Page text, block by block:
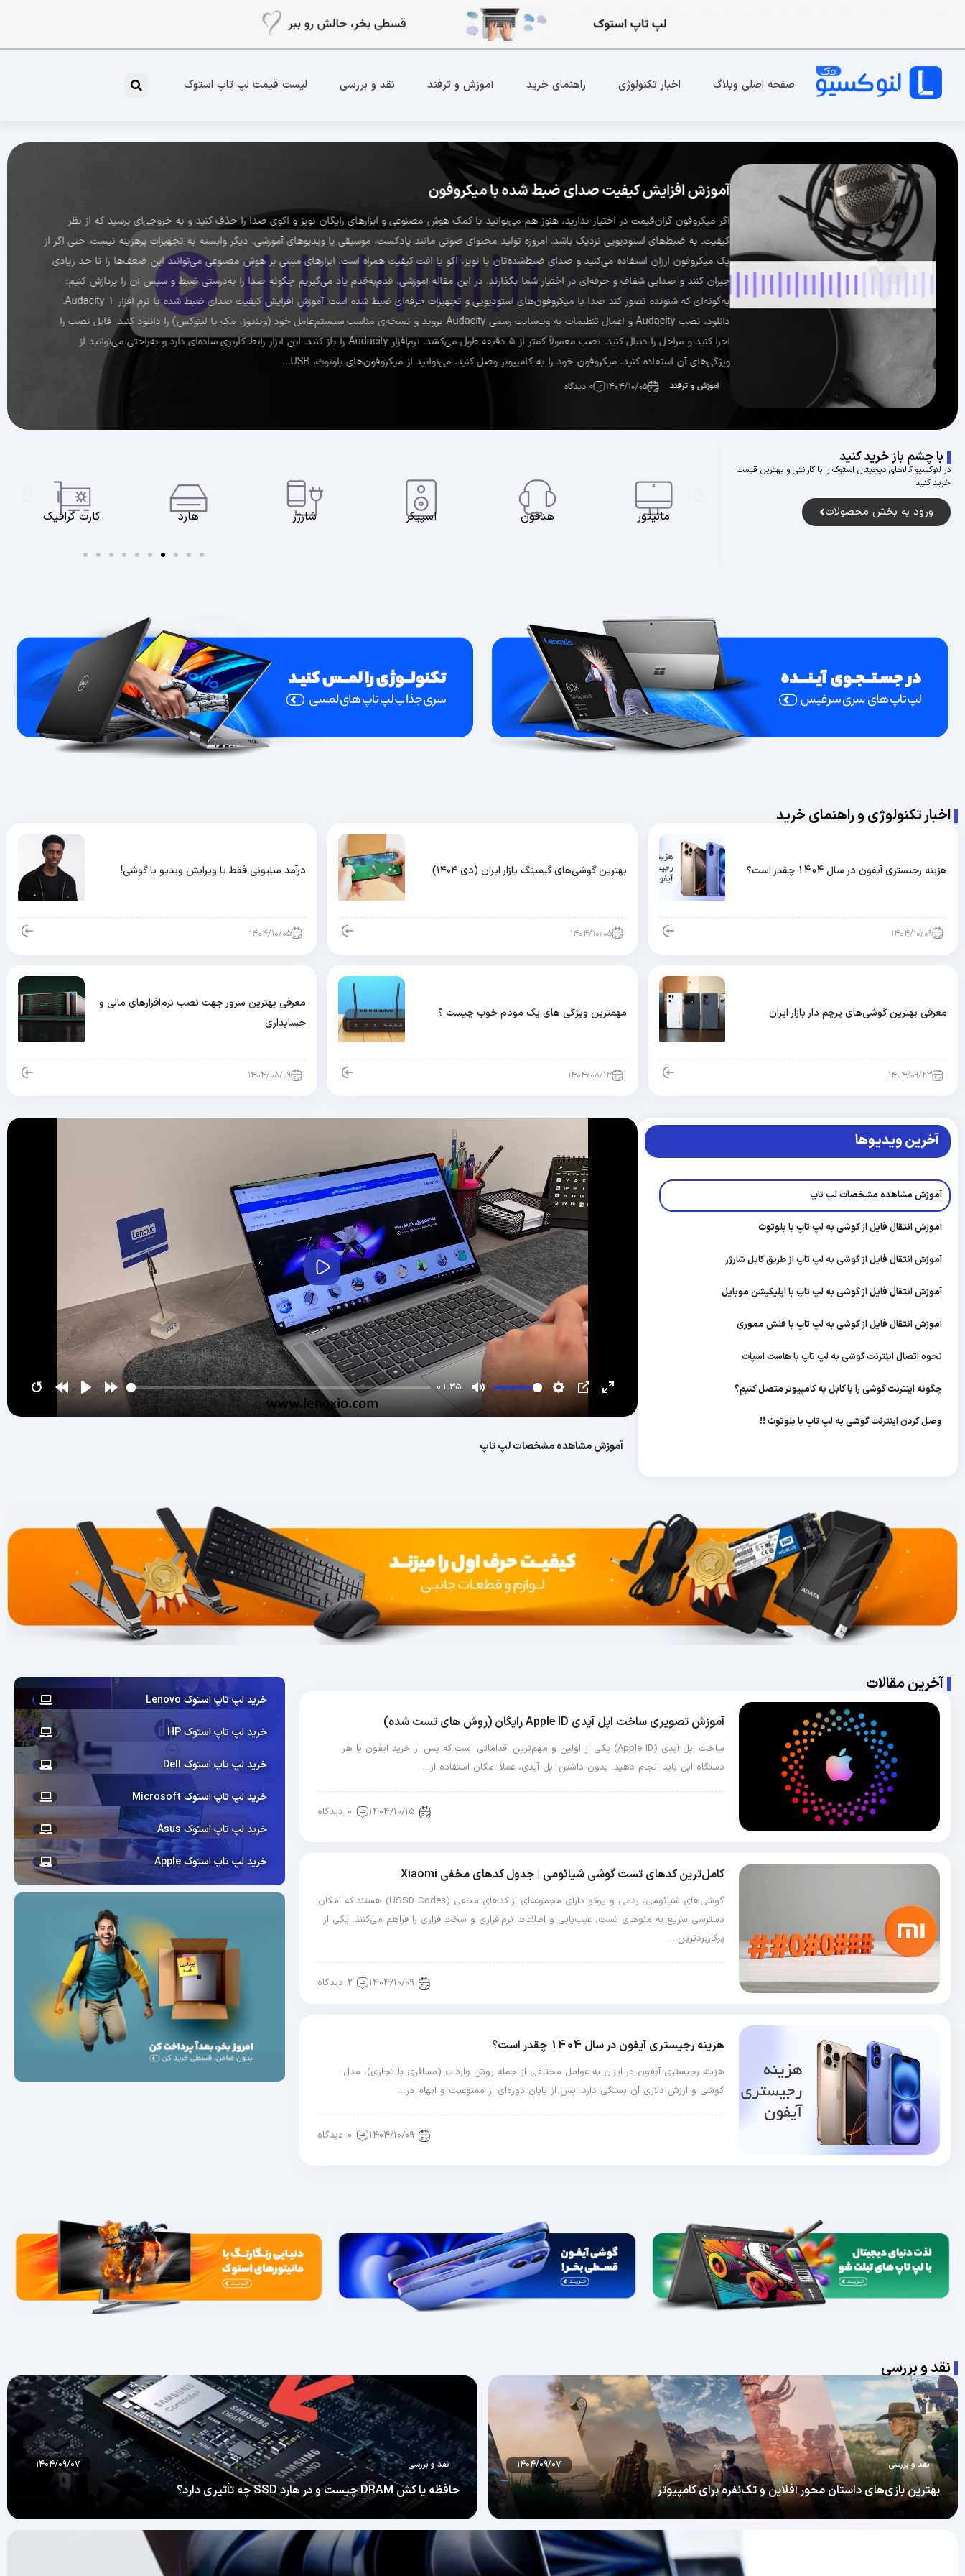
صفحه اصلی وبلاگ اخبار تکنولوژی راهنمای خرید آموزش و ترفند نقد و بررسی لیست قیمت لپ تاپ استوک
آموزش افزایش کیفیت صدای ضبط شده با میکروفون
اگر میکروفون گران‌قیمت در اختیار ندارید، هنوز هم می‌توانید با کمک هوش مصنوعی و ابزارهای رایگان نویز و اکوی صدا را حذف کنید و به خروجی‌ای برسید که از نظر
کیفیت، به ضبط‌های استودیویی نزدیک باشد. امروزه تولید محتوای صوتی مانند پادکست، موسیقی یا ویدیوهای آموزشی، دیگر وابسته به تجهیزات پرهزینه نیست. حتی اگر از
یک میکروفون ارزان استفاده می‌کنید و صدای ضبط‌شده‌تان با نویز، اکو یا افت کیفیت همراه است، ابزارهای مبتنی بر هوش مصنوعی می‌توانند این ضعف‌ها را تا حد زیادی
جبران کنند و صدایی شفاف و حرفه‌ای در اختیار شما بگذارند. در این مقاله آموزشی، قدم‌به‌قدم یاد می‌گیریم چگونه صدا را به‌درستی ضبط و سپس آن را پردازش کنیم؛
به‌گونه‌ای که شنونده تصور کند صدا با میکروفون‌های استودیویی و تجهیزات حرفه‌ای ضبط شده است. آموزش افزایش کیفیت صدای ضبط شده با نرم افزار Audacity 1.
دانلود، نصب Audacity و اعمال تنظیمات به وب‌سایت رسمی Audacity بروید و نسخه‌ی مناسب سیستم‌عامل خود (ویندوز، مک یا لینوکس) را دانلود کنید. فایل نصب را
اجرا کنید و مراحل را دنبال کنید. نصب معمولاً کمتر از ۵ دقیقه طول می‌کشد. نرم‌افزار Audacity را باز کنید. این ابزار رابط کاربری ساده‌ای دارد و به‌راحتی می‌توانید از
ویژگی‌های آن استفاده کنید. میکروفون خود را به کامپیوتر وصل کنید. می‌توانید از میکروفون‌های بلوتوث، USB…
آموزش و ترفند ۱۴۰۴/۱۰/۰۵ 0 دیدگاه
با چشم باز خرید کنید
در لنوکسیو کالاهای دیجیتال استوک را با گارانتی و بهترین قیمت
خرید کنید
ورود به بخش محصولات
ساعت هوشمند هدفون اسپیکر شارژر هارد کارت گرافیک پاور بانک
اخبار تکنولوژی و راهنمای خرید
هزینه رجیستری آیفون در سال 1404 چقدر است؟
۱۴۰۴/۱۰/۰۹
بهترین گوشی‌های گیمینگ بازار ایران (دی ۱۴۰۴)
۱۴۰۴/۱۰/۰۵
درآمد میلیونی فقط با ویرایش ویدیو با گوشی!
۱۴۰۴/۱۰/۰۵
معرفی بهترین گوشی‌های پرچم‌ دار بازار ایران
۱۴۰۴/۰۹/۲۳
مهمترین ویژگی های یک مودم خوب چیست ؟
۱۴۰۴/۰۸/۱۳
معرفی بهترین سرور جهت نصب نرم‌افزارهای مالی و
حسابداری
۱۴۰۴/۰۸/۰۹
آخرین ویدیوها
آموزش مشاهده مشخصات لپ تاپ
آموزش انتقال فایل از گوشی به لپ تاپ با بلوتوث
آموزش انتقال فایل از گوشی به لپ تاپ از طریق کابل شارژر
آموزش انتقال فایل از گوشی به لپ تاپ با اپلیکیشن موبایل
آموزش انتقال فایل از گوشی به لپ تاپ با فلش مموری
نحوه اتصال اینترنت گوشی به لپ تاپ با هاست اسپات
چگونه اینترنت گوشی را با کابل به کامپیوتر متصل کنیم؟
وصل کردن اینترنت گوشی به لپ تاپ با بلوتوث !!
01:35
پخش
آموزش مشاهده مشخصات لپ تاپ
آخرین مقالات
آموزش تصویری ساخت اپل آیدی Apple ID رایگان (روش های تست شده)
ساخت اپل آیدی (Apple ID) یکی از اولین و مهم‌ترین اقداماتی است که پس از خرید آیفون یا هر
دستگاه اپل باید انجام دهید. بدون داشتن اپل آیدی، عملاً امکان استفاده از…
۱۴۰۴/۱۰/۱۵ 0 دیدگاه
کامل‌ترین کدهای تست گوشی شیائومی | جدول کدهای مخفی Xiaomi
گوشی‌های شیائومی، ردمی و پوکو دارای مجموعه‌ای از کدهای مخفی (USSD Codes) هستند که امکان
دسترسی سریع به منوهای تست، عیب‌یابی و اطلاعات نرم‌افزاری و سخت‌افزاری را فراهم می‌کنند. یکی از
پرکاربردترین…
۱۴۰۴/۱۰/۰۹ 2 دیدگاه
هزینه رجیستری آیفون در سال 1404 چقدر است؟
هزینه رجیستری آیفون در ایران به عوامل مختلفی از جمله روش واردات (مسافری یا تجاری)، مدل
گوشی و ارزش دلاری آن بستگی دارد. پس از پایان دوره‌ای از ممنوعیت و ابهام در…
۱۴۰۴/۱۰/۰۹ 0 دیدگاه
خرید لپ تاپ استوک Lenovo
خرید لپ تاپ استوک HP
خرید لپ تاپ استوک Dell
خرید لپ تاپ استوک Microsoft
خرید لپ تاپ استوک Asus
خرید لپ تاپ استوک Apple
نقد و بررسی
نقد و بررسی ۱۴۰۴/۰۹/۰۷
بهترین بازی‌های داستان‌ محور آفلاین و تک‌نفره برای کامپیوتر
دنیای بازی‌های کامپیوتری فقط برای شلیک، رقابت آنلاین و گرافیک سنگین ساخته نشده است. گاهی بیشترین
لذت از جایی می‌آید که بازی شبیه یک رمان تعاملی یا یک فیلم سینمایی عمیق عمل…
نقد و بررسی ۱۴۰۴/۰۹/۰۷
حافظه یا کش DRAM چیست و در هارد SSD چه تأثیری دارد؟
هارد SSD است. بسیاری از کاربران هنگام خرید هارد اینترنال SSD فقط به ظرفیت و…